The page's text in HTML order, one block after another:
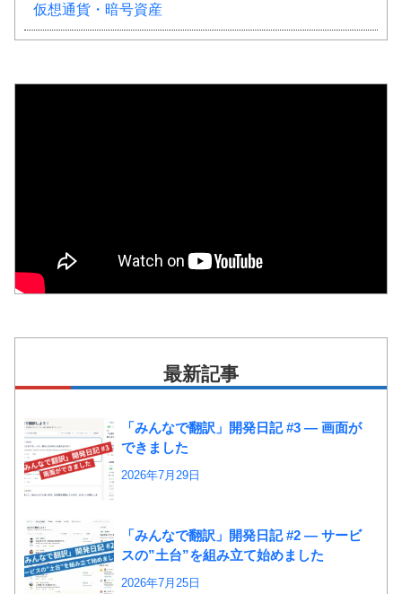
仮想通貨・暗号資産
最新記事
「みんなで翻訳」開発日記 #3 ― 画面が
できました
2026年7月29日
「みんなで翻訳」開発日記 #2 ― サービ
スの”土台”を組み立て始めました
2026年7月25日